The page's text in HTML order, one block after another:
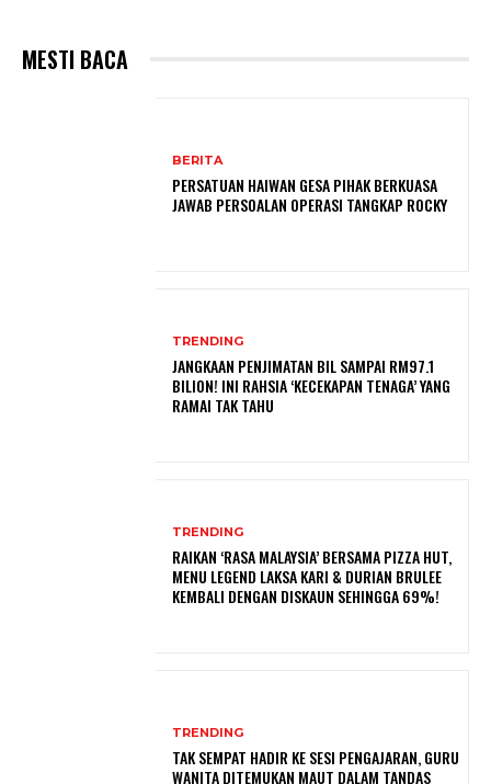
MESTI BACA
BERITA
PERSATUAN HAIWAN GESA PIHAK BERKUASA
JAWAB PERSOALAN OPERASI TANGKAP ROCKY
TRENDING
JANGKAAN PENJIMATAN BIL SAMPAI RM97.1
BILION! INI RAHSIA ‘KECEKAPAN TENAGA’ YANG
RAMAI TAK TAHU
TRENDING
RAIKAN ‘RASA MALAYSIA’ BERSAMA PIZZA HUT,
MENU LEGEND LAKSA KARI & DURIAN BRULEE
KEMBALI DENGAN DISKAUN SEHINGGA 69%!
TRENDING
TAK SEMPAT HADIR KE SESI PENGAJARAN, GURU
WANITA DITEMUKAN MAUT DALAM TANDAS